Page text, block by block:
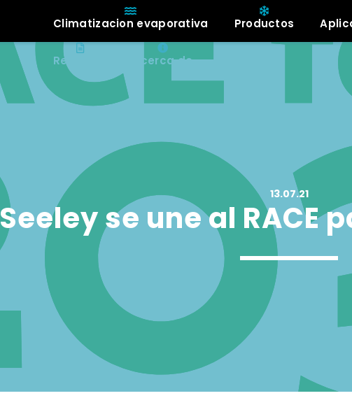
Climatizacion evaporativa Productos
Recursos Acerca de
13.07.21
Seeley se une al RACE